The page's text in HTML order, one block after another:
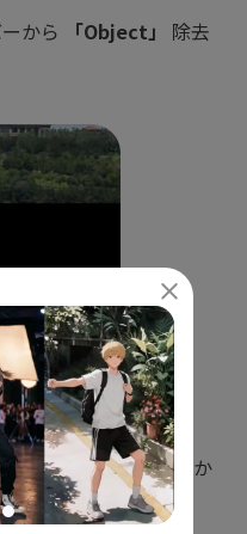
から 「Object」 除去
、投げ縄ツールで透か